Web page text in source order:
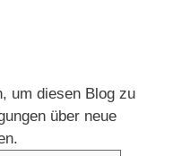
um diesen Blog zu
über neue